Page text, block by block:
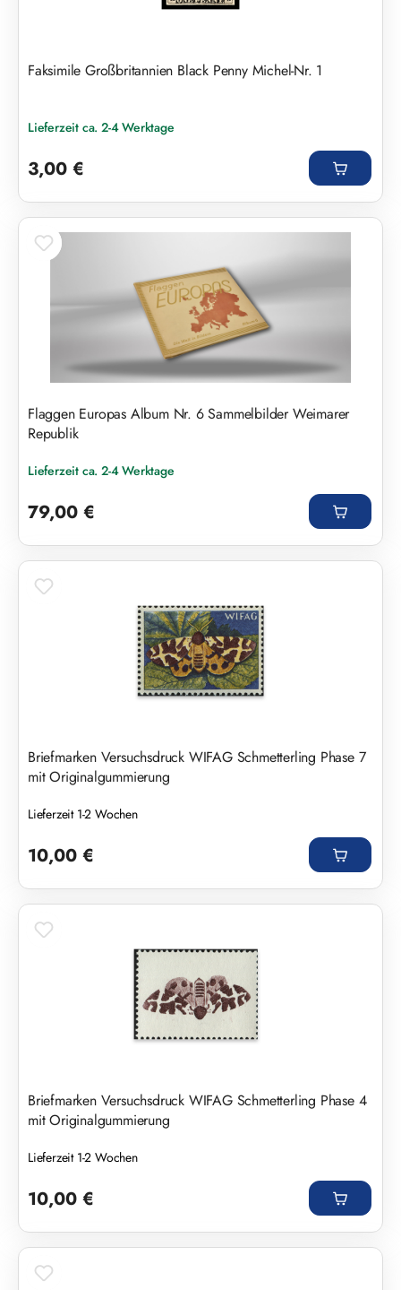
Faksimile Großbritannien Black Penny Michel-Nr. 1
Lieferzeit ca. 2-4 Werktage
3,00 €
Flaggen Europas Album Nr. 6 Sammelbilder Weimarer
Republik
Lieferzeit ca. 2-4 Werktage
79,00 €
Briefmarken Versuchsdruck WIFAG Schmetterling Phase 7
mit Originalgummierung
Lieferzeit 1-2 Wochen
10,00 €
Briefmarken Versuchsdruck WIFAG Schmetterling Phase 4
mit Originalgummierung
Lieferzeit 1-2 Wochen
10,00 €